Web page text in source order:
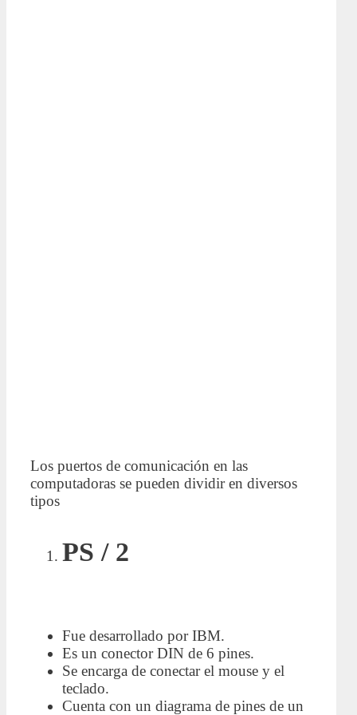
Los puertos de comunicación en las
computadoras se pueden dividir en diversos
tipos
PS / 2
Fue desarrollado por IBM.
Es un conector DIN de 6 pines.
Se encarga de conectar el mouse y el
teclado.
Cuenta con un diagrama de pines de un